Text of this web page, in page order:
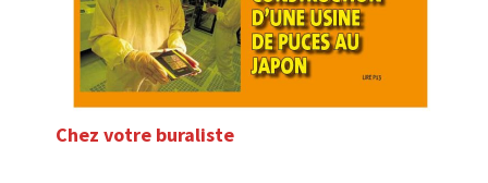
Chez votre buraliste